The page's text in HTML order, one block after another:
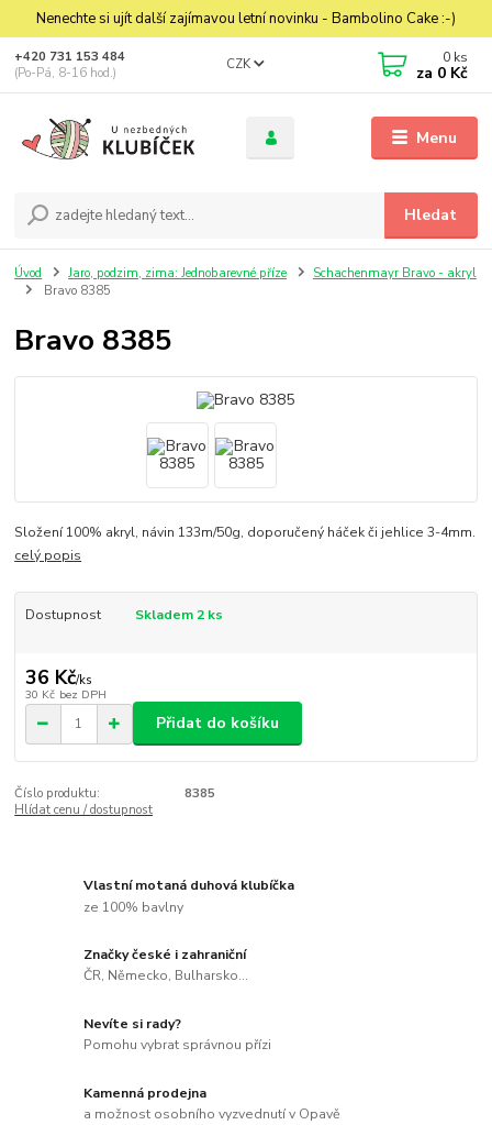
Nenechte si ujít další zajímavou letní novinku - Bambolino Cake :-)
Menu
CZK
Hledat
+420 731 153 484
(Po-Pá, 8-16 hod.)
0 ks
za 0 Kč
Úvod Jaro, podzim, zima: Jednobarevné příze
Schachenmayr Bravo - akryl
Bravo 8385
Bravo 8385
Složení 100% akryl, návin 133m/50g, doporučený háček či jehlice 3-4mm.
celý popis
Dostupnost Skladem 2 ks
36 Kč/ks
30 Kč bez DPH
Přidat do košíku
Číslo produktu:
8385
Hlídat cenu / dostupnost
Vlastní motaná duhová klubíčka
ze 100% bavlny
Značky české i zahraniční
ČR, Německo, Bulharsko...
Nevíte si rady?
Pomohu vybrat správnou přízi
Kamenná prodejna
a možnost osobního vyzvednutí v Opavě